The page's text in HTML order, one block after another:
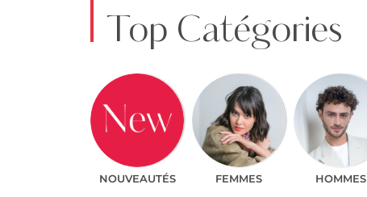
Top Catégories
NOUVEAUTÉS FEMMES HOMMES